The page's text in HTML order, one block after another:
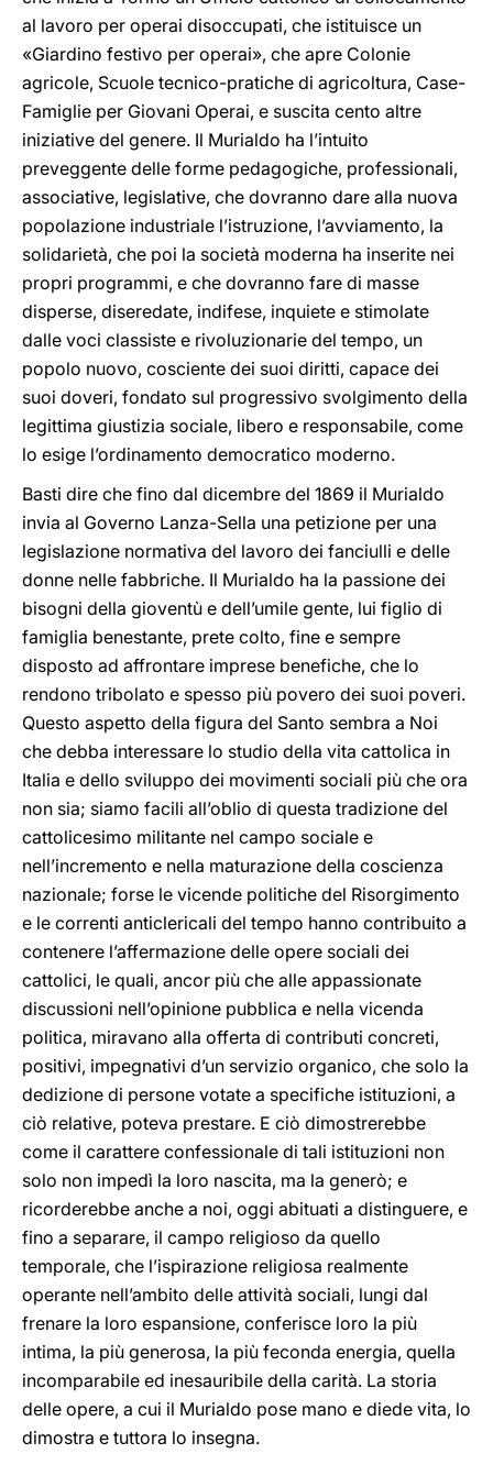
al lavoro per operai disoccupati, che istituisce un
«Giardino festivo per operai», che apre Colonie
agricole, Scuole tecnico-pratiche di agricoltura, Case-
Famiglie per Giovani Operai, e suscita cento altre
iniziative del genere. Il Murialdo ha l’intuito
preveggente delle forme pedagogiche, professionali,
associative, legislative, che dovranno dare alla nuova
popolazione industriale l’istruzione, l’avviamento, la
solidarietà, che poi la società moderna ha inserite nei
propri programmi, e che dovranno fare di masse
disperse, diseredate, indifese, inquiete e stimolate
dalle voci classiste e rivoluzionarie del tempo, un
popolo nuovo, cosciente dei suoi diritti, capace dei
suoi doveri, fondato sul progressivo svolgimento della
legittima giustizia sociale, libero e responsabile, come
lo esige l’ordinamento democratico moderno.
Basti dire che fino dal dicembre del 1869 il Murialdo
invia al Governo Lanza-Sella una petizione per una
legislazione normativa del lavoro dei fanciulli e delle
donne nelle fabbriche. Il Murialdo ha la passione dei
bisogni della gioventù e dell’umile gente, lui figlio di
famiglia benestante, prete colto, fine e sempre
disposto ad affrontare imprese benefiche, che lo
rendono tribolato e spesso più povero dei suoi poveri.
Questo aspetto della figura del Santo sembra a Noi
che debba interessare lo studio della vita cattolica in
Italia e dello sviluppo dei movimenti sociali più che ora
non sia; siamo facili all’oblio di questa tradizione del
cattolicesimo militante nel campo sociale e
nell’incremento e nella maturazione della coscienza
nazionale; forse le vicende politiche del Risorgimento
e le correnti anticlericali del tempo hanno contribuito a
contenere l’affermazione delle opere sociali dei
cattolici, le quali, ancor più che alle appassionate
discussioni nell’opinione pubblica e nella vicenda
politica, miravano alla offerta di contributi concreti,
positivi, impegnativi d’un servizio organico, che solo la
dedizione di persone votate a specifiche istituzioni, a
ciò relative, poteva prestare. E ciò dimostrerebbe
come il carattere confessionale di tali istituzioni non
solo non impedì la loro nascita, ma la generò; e
ricorderebbe anche a noi, oggi abituati a distinguere, e
fino a separare, il campo religioso da quello
temporale, che l’ispirazione religiosa realmente
operante nell’ambito delle attività sociali, lungi dal
frenare la loro espansione, conferisce loro la più
intima, la più generosa, la più feconda energia, quella
incomparabile ed inesauribile della carità. La storia
delle opere, a cui il Murialdo pose mano e diede vita, lo
dimostra e tuttora lo insegna.